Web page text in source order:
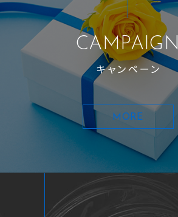
CAMPAIGN
キャンペーン
MORE